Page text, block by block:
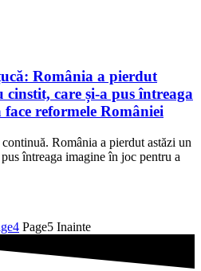
România a pierdut
care și-a pus întreaga
reformele României
România a pierdut astăzi un
întreaga imagine în joc pentru a
4 Page5 Inainte